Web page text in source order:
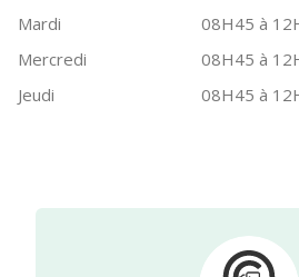
Mardi
08H45 à
Mercredi
08H45 à
Jeudi
08H45 à